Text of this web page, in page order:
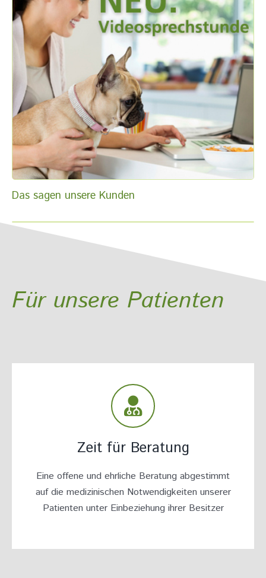
Das sagen unsere Kunden
Für unsere Patienten
Zeit für Beratung
Eine offene und ehrliche Beratung abgestimmt
auf die medizinischen Notwendigkeiten unserer
Patienten unter Einbeziehung ihrer Besitzer